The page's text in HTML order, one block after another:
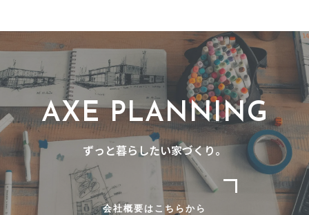
AXE PLANNING
ずっと暮らしたい家づくり。
会社概要はこちらから